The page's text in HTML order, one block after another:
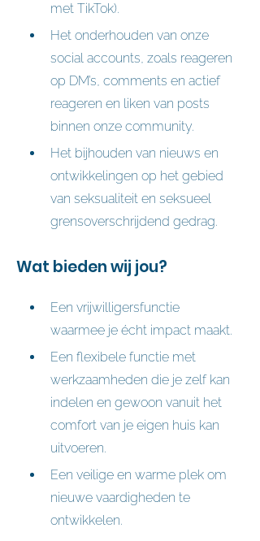
met TikTok).
Het onderhouden van onze
social accounts, zoals reageren
op DM’s, comments en actief
reageren en liken van posts
binnen onze community.
Het bijhouden van nieuws en
ontwikkelingen op het gebied
van seksualiteit en seksueel
grensoverschrijdend gedrag.
Wat bieden wij jou?
Een vrijwilligersfunctie
waarmee je écht impact maakt.
Een flexibele functie met
werkzaamheden die je zelf kan
indelen en gewoon vanuit het
comfort van je eigen huis kan
uitvoeren.
Een veilige en warme plek om
nieuwe vaardigheden te
ontwikkelen.